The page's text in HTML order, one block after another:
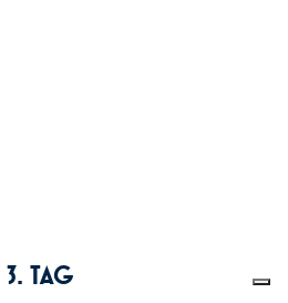
3. TAG